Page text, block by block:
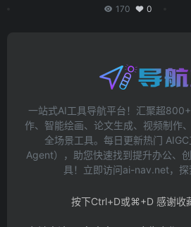
170 0
一站式AI工具导航平台！汇聚超
作、智能绘画、论文生成、视频制作
全场景工具。每日更新热门
Agent），助您快速找到提升办公、
具！立即访问ai-nav.net，探
按下Ctrl+D或⌘+D 感谢收